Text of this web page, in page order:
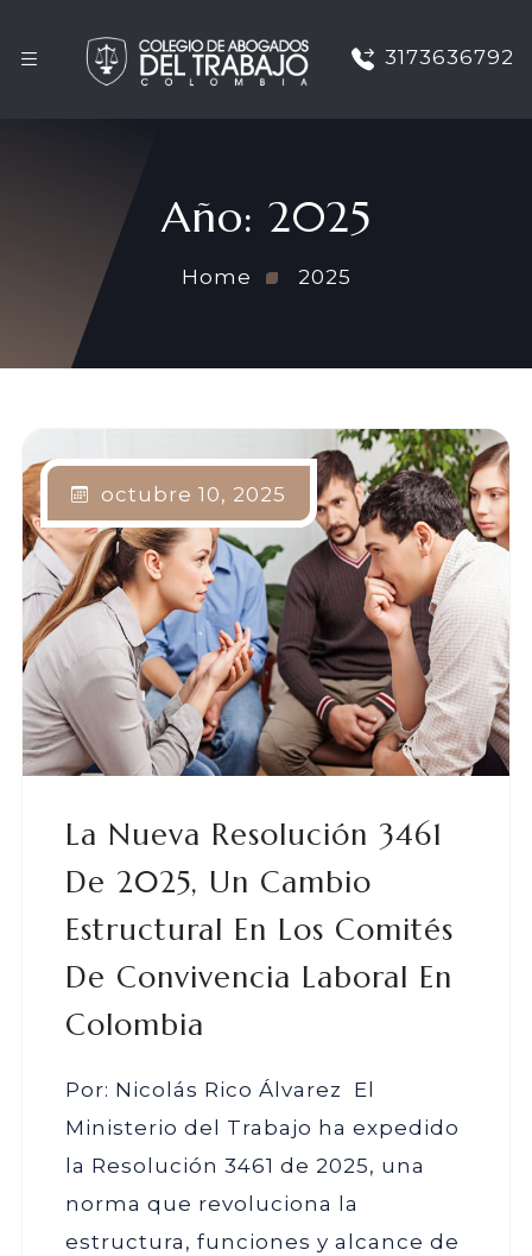
3173636792
Año: 2025
Home 2025
La Nueva Resolución 3461
De 2025, Un Cambio
Estructural En Los Comités
De Convivencia Laboral En
Colombia
octubre 10, 2025
Por: Nicolás Rico Álvarez El
Ministerio del Trabajo ha expedido
la Resolución 3461 de 2025, una
norma que revoluciona la
estructura, funciones y alcance de